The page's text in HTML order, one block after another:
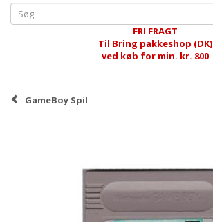
FRI FRAGT
Til Bring pakkeshop (DK)
ved køb for min. kr. 800
GameBoy Spil